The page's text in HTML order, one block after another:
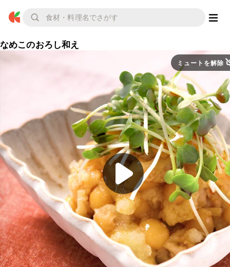
なめこのおろし和え
ミュートを解除